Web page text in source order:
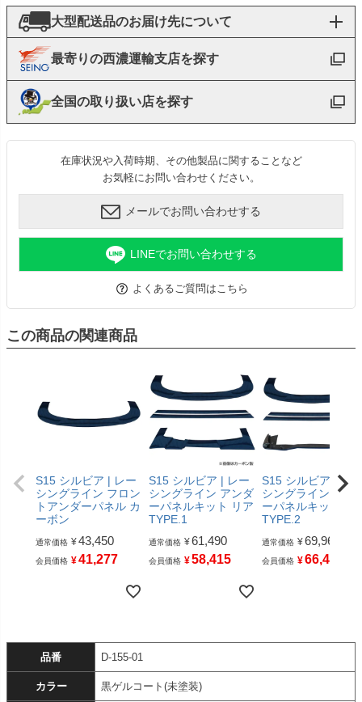
大型配送品のお届け先について
最寄りの西濃運輸支店を探す
全国の取り扱い店を探す
在庫状況や入荷時期、その他製品に関することなど
お気軽にお問い合わせください。
メールでお問い合わせする
LINEでお問い合わせする
よくあるご質問はこちら
この商品の関連商品
S15 シルビア | レー
シングライン フロン
トアンダーパネル カ
ーボン
通常価格 ¥43,450
会員価格 ¥41,277
S15 シルビア | レー
シングライン アンダ
ーパネルキット リア
TYPE.1
通常価格 ¥61,490
会員価格 ¥58,415
S15 シルビア | レー
シングライン アン
ーパネルキット リ
TYPE.2
通常価格 ¥69,960
会員価格 ¥66,462
品番 D-155-01
カラー 黒ゲルコート(未塗装)